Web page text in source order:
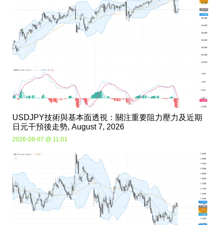
USDJPY技術與基本面透視：關注重要阻力壓力及近期
日元干預後走勢, August 7, 2026
2026-08-07 @ 11:01